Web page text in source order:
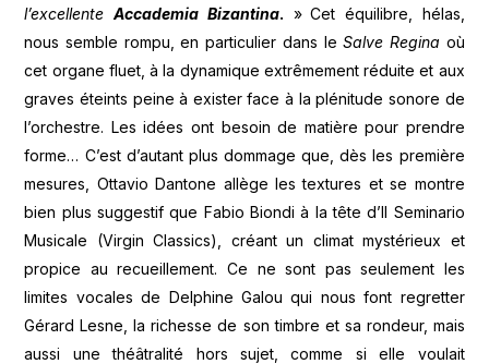
l’excellenteAccademia Bizantina. » Cet équilibre, hélas,
nous semble rompu, en particulier dans leSalve Regina où
cet organe fluet, à la dynamique extrêmement réduite et aux
graves éteints peine à exister face à la plénitude sonore de
l’orchestre. Les idées ont besoin de matière pour prendre
forme… C’est d’autant plus dommage que, dès les première
mesures, Ottavio Dantone allège les textures et se montre
bien plus suggestif que Fabio Biondi à la tête d’Il Seminario
Musicale (Virgin Classics), créant un climat mystérieux et
propice au recueillement. Ce ne sont pas seulement les
limites vocales de Delphine Galou qui nous font regretter
Gérard Lesne, la richesse de son timbre et sa rondeur, mais
aussi une théâtralité hors sujet, comme si elle voulait